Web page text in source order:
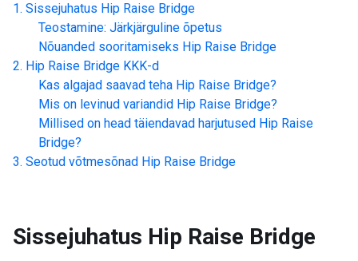
Sissejuhatus Hip Raise Bridge
Teostamine: Järkjärguline õpetus
Nõuanded sooritamiseks Hip Raise Bridge
Hip Raise Bridge KKK-d
Kas algajad saavad teha Hip Raise Bridge?
Mis on levinud variandid Hip Raise Bridge?
Millised on head täiendavad harjutused Hip Raise
Bridge?
Seotud võtmesõnad Hip Raise Bridge
Sissejuhatus Hip Raise Bridge